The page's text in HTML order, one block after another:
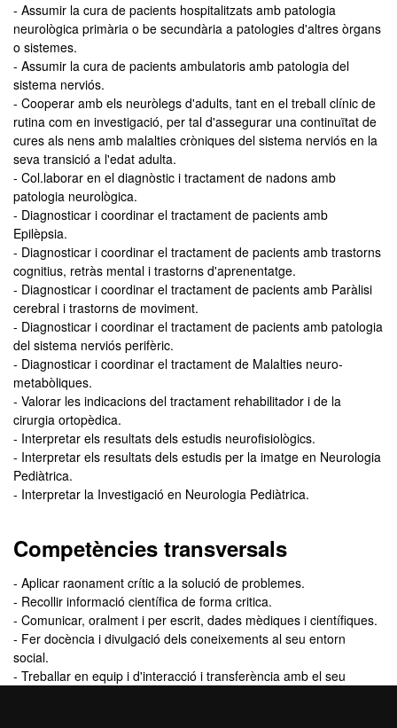
- Assumir la cura de pacients hospitalitzats amb patologia
neurològica primària o be secundària a patologies d'altres òrgans
o sistemes.
- Assumir la cura de pacients ambulatoris amb patologia del
sistema nerviós.
- Cooperar amb els neuròlegs d'adults, tant en el treball clínic de
rutina com en investigació, per tal d'assegurar una continuïtat de
cures als nens amb malalties cròniques del sistema nerviós en la
seva transició a l'edat adulta.
- Col.laborar en el diagnòstic i tractament de nadons amb
patologia neurològica.
- Diagnosticar i coordinar el tractament de pacients amb
Epilèpsia.
- Diagnosticar i coordinar el tractament de pacients amb trastorns
cognitius, retràs mental i trastorns d'aprenentatge.
- Diagnosticar i coordinar el tractament de pacients amb Paràlisi
cerebral i trastorns de moviment.
- Diagnosticar i coordinar el tractament de pacients amb patologia
del sistema nerviós perifèric.
- Diagnosticar i coordinar el tractament de Malalties neuro-
metabòliques.
- Valorar les indicacions del tractament rehabilitador i de la
cirurgia ortopèdica.
- Interpretar els resultats dels estudis neurofisiològics.
- Interpretar els resultats dels estudis per la imatge en Neurologia
Pediàtrica.
- Interpretar la Investigació en Neurologia Pediàtrica.
Competències transversals
- Aplicar raonament crític a la solució de problemes.
- Recollir informació científica de forma critica.
- Comunicar, oralment i per escrit, dades mèdiques i científiques.
- Fer docència i divulgació dels coneixements al seu entorn
social.
- Treballar en equip i d'interacció i transferència amb el seu